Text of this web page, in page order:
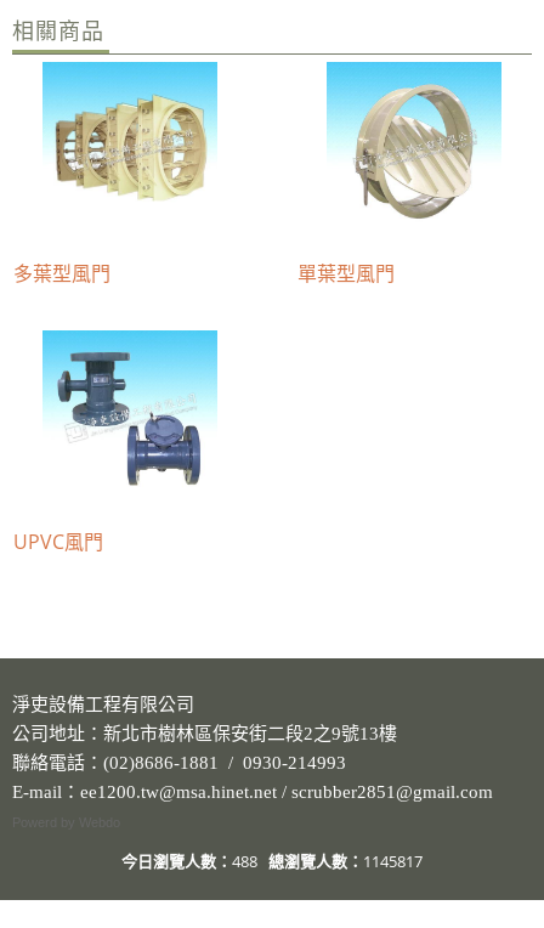
相關商品
多葉型風門 單葉型風門
UPVC風門
淨吏設備工程有限公司
公司地址：新北市樹林區保安街二段2之9號13樓
聯絡電話：(02)8686-1881 / 0930-214993
E-mail：ee1200.tw@msa.hinet.net / scrubber2851@gmail.com
今日瀏覽人數： 488 總瀏覽人數： 1145817